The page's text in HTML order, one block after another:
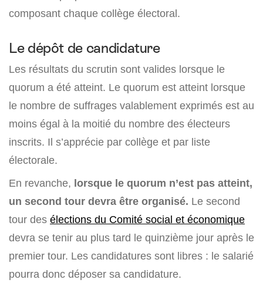
composant chaque collège électoral.
Le dépôt de candidature
Les résultats du scrutin sont valides lorsque le
quorum a été atteint. Le quorum est atteint lorsque
le nombre de suffrages valablement exprimés est au
moins égal à la moitié du nombre des électeurs
inscrits. Il s’apprécie par collège et par liste
électorale.
En revanche, lorsque le quorum n’est pas atteint,
un second tour devra être organisé. Le second
tour des élections du Comité social et économique
devra se tenir au plus tard le quinzième jour après le
premier tour. Les candidatures sont libres : le salarié
pourra donc déposer sa candidature.